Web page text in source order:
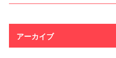
アーカイブ